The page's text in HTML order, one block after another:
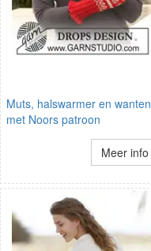
Muts, halswarmer en wanten
met Noors patroon
Meer info